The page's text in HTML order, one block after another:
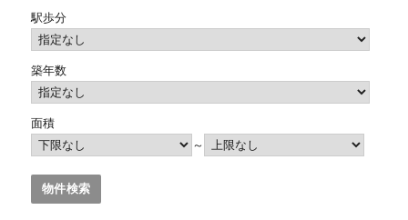
駅歩分
築年数
面積
～